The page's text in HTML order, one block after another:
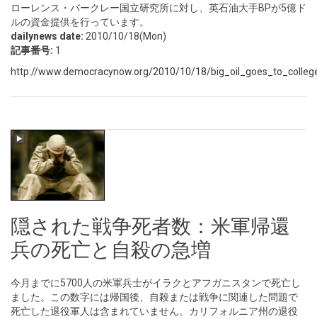
ローレンス・バークレー国立研究所に対し、英石油大手BPが5億ド
ルの資金提供を行っています。
dailynews date: 2010/10/18(Mon)
記事番号: 1
http://www.democracynow.org/2010/10/18/
隠された戦争死者数：米軍帰還
兵の死亡と自殺の急増
今月までに5700人の米軍兵士がイラクとアフガニスタンで死亡し
ました。この数字には帰国後、自殺または戦争に関連した問題で
死亡した退役軍人は含まれていません。カリフォルニア州の退役